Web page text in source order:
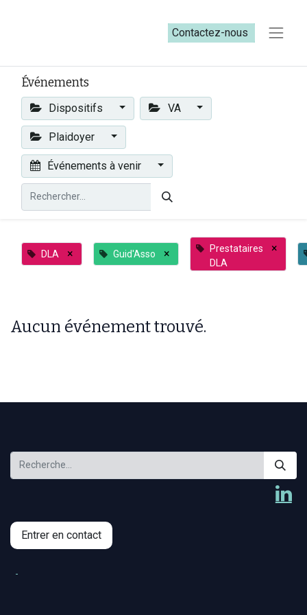
Contactez-nous​​
Événements
Dispositifs VA
Plaidoyer
Événements à venir
DLA × Guid'Asso ×
Prestataires
DLA
×
Aucun événement trouvé.
Entrer en contact